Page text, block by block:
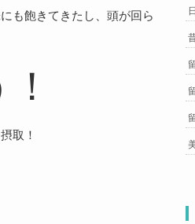
も飽きてきたし、頭が回ら
取！